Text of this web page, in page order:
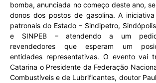
bomba, anunciada no começo deste ano,
donos dos postos de gasolina. A
patronais do Estado – Sindipetro,
e SINPEB – atendendo a um
revendedores que esperam um
entidades representativas. O evento vai
Catarina o Presidente da Federação
Combustíveis e de Lubrificantes, doutor